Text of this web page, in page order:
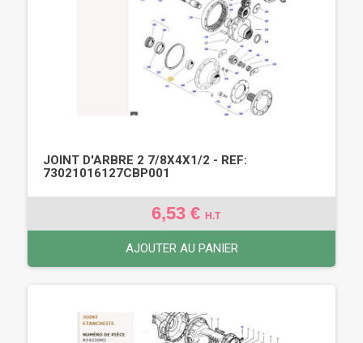
JOINT D'ARBRE 2 7/8X4X1/2 - REF:
73021016127CBP001
6,53 € H.T
AJOUTER AU PANIER